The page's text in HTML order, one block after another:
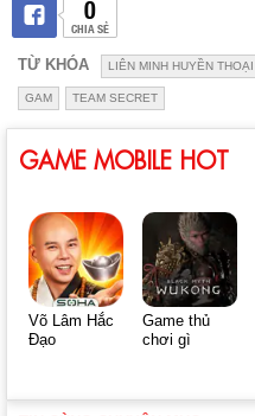
0
CHIA SẺ
TỪ KHÓA LIÊN MINH HUYỀN THOẠI
GAM TEAM SECRET
GAME MOBILE HOT
Võ Lâm Hắc
Đạo
Game thủ
chơi gì